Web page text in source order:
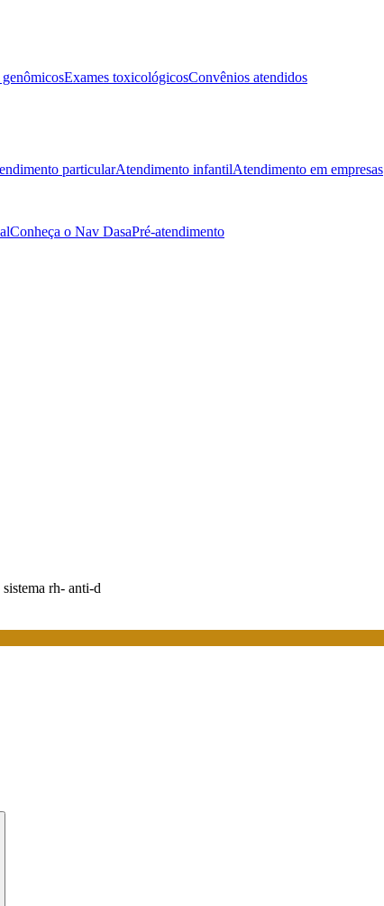
Exames toxicológicosConvênios atendidos
particularAtendimento infantilAtendimento em empresas
Conheça o Nav DasaPré-atendimento
rh- anti-d